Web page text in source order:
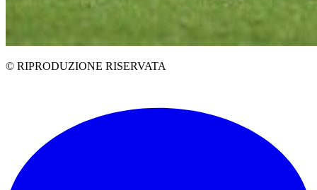
© RIPRODUZIONE RISERVATA